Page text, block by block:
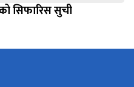
सिफारिस सुची